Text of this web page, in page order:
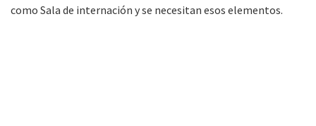
como Sala de internación y se necesitan esos elementos.